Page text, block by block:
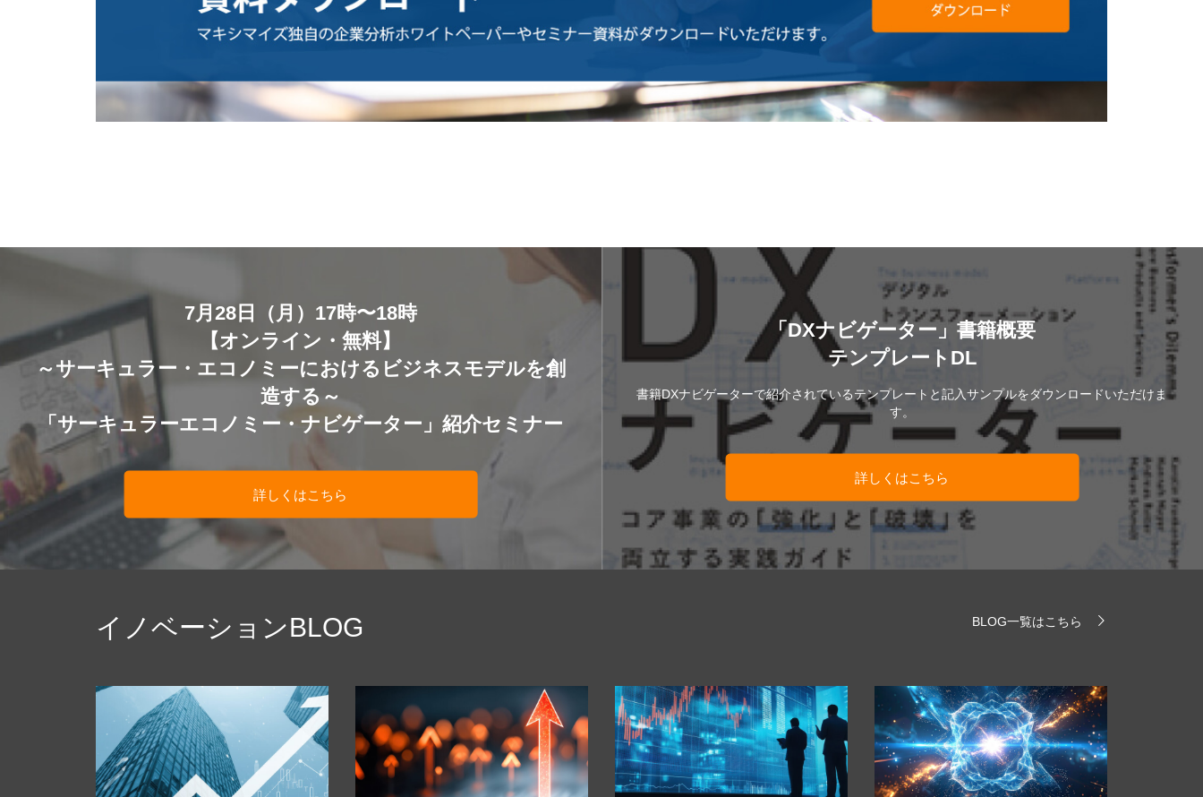
7月28日（月）17時〜18時
【オンライン・無料】
～サーキュラー・エコノミーにおけるビジネスモデルを創
造する～
「サーキュラーエコノミー・ナビゲーター」紹介セミナー
詳しくはこちら
「DXナビゲーター」書籍概要
テンプレートDL
書籍DXナビゲーターで紹介されているテンプレートと記入サンプルをダウンロードいただけま
す。
詳しくはこちら
イノベーションBLOG BLOG一覧はこちら